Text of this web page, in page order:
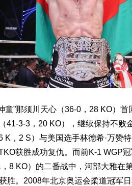
”那须川天心（36-0，28 KO）首
41-3-3，20 KO），继续保持不败
K，2 S）与美国选手林德希·万赞
获胜成功复仇。而前K-1 WGP
8 KO）的二番战中，河部大雅在
胜。2008年北京奥运会柔道冠军